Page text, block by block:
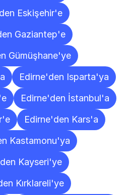
Eskişehir'e
Gaziantep'e
Gümüşhane'ye
Edirne'den Isparta'ya
Edirne'den İstanbul'a
Edirne'den Kars'a
Kastamonu'ya
Kayseri'ye
Kırklareli'ye